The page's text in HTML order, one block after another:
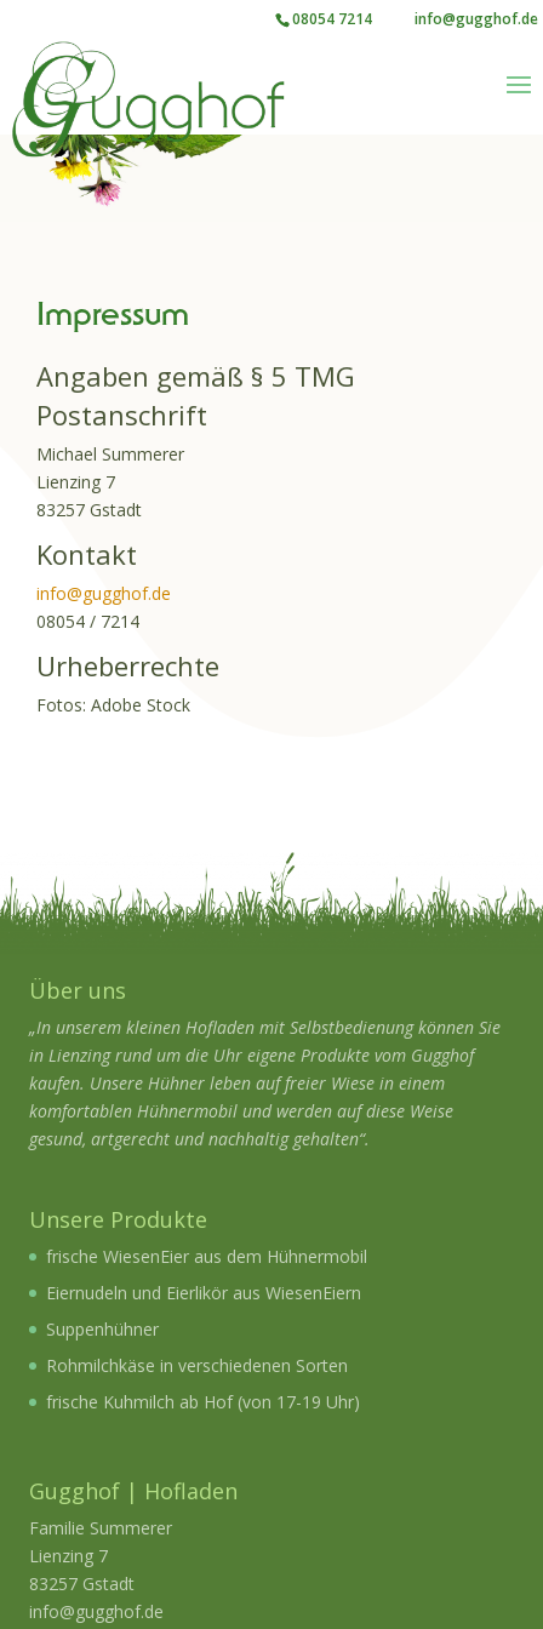
08054 7214 info@gugghof.de
Impressum
Angaben gemäß § 5 TMG
Postanschrift
Michael Summerer
Lienzing 7
83257 Gstadt
Kontakt
info@gugghof.de
08054 / 7214
Urheberrechte
Fotos: Adobe Stock
Über uns
„In unserem kleinen Hofladen mit Selbstbedienung können Sie
in Lienzing rund um die Uhr eigene Produkte vom Gugghof
kaufen. Unsere Hühner leben auf freier Wiese in einem
komfortablen Hühnermobil und werden auf diese Weise
gesund, artgerecht und nachhaltig gehalten“.
Unsere Produkte
frische WiesenEier aus dem Hühnermobil
Eiernudeln und Eierlikör aus WiesenEiern
Suppenhühner
Rohmilchkäse in verschiedenen Sorten
frische Kuhmilch ab Hof (von 17-19 Uhr)
Gugghof | Hofladen
Familie Summerer
Lienzing 7
83257 Gstadt
info@gugghof.de